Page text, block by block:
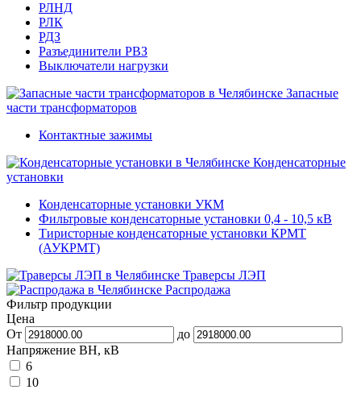
РЛНД
РЛК
РДЗ
Разъединители РВЗ
Выключатели нагрузки
Запасные
части трансформаторов
Контактные зажимы
Конденсаторные
установки
Конденсаторные установки УКМ
Фильтровые конденсаторные установки 0,4 - 10,5 кВ
Тиристорные конденсаторные установки КРМТ
(АУКРМТ)
Траверсы ЛЭП
Распродажа
Фильтр продукции
Цена
От
до
Напряжение ВН, кВ
6
10